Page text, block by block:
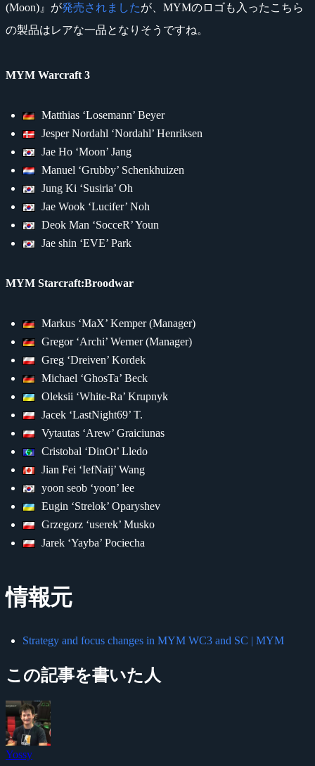
(Moon)』が発売されましたが、MYMのロゴも入ったこちら
の製品はレアな一品となりそうですね。
MYM Warcraft 3
Matthias ‘Losemann’ Beyer
Jesper Nordahl ‘Nordahl’ Henriksen
Jae Ho ‘Moon’ Jang
Manuel ‘Grubby’ Schenkhuizen
Jung Ki ‘Susiria’ Oh
Jae Wook ‘Lucifer’ Noh
Deok Man ‘SocceR’ Youn
Jae shin ‘EVE’ Park
MYM Starcraft:Broodwar
Markus ‘MaX’ Kemper (Manager)
Gregor ‘Archi’ Werner (Manager)
Greg ‘Dreiven’ Kordek
Michael ‘GhosTa’ Beck
Oleksii ‘White-Ra’ Krupnyk
Jacek ‘LastNight69’ T.
Vytautas ‘Arew’ Graiciunas
Cristobal ‘DinOt’ Lledo
Jian Fei ‘IefNaij’ Wang
yoon seob ‘yoon’ lee
Eugin ‘Strelok’ Oparyshev
Grzegorz ‘userek’ Musko
Jarek ‘Yayba’ Pociecha
情報元
Strategy and focus changes in MYM WC3 and SC | MYM
この記事を書いた人
Yossy